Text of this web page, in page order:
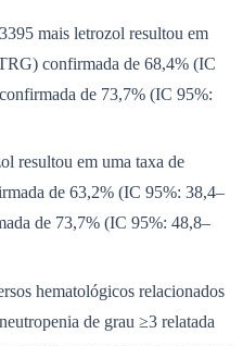
mais letrozol resultou em
confirmada de 68,4% (IC
de 73,7% (IC 95%:
resultou em uma taxa de
de 63,2% (IC 95%: 38,4–
de 73,7% (IC 95%: 48,8–
hematológicos relacionados
de grau ≥3 relatada